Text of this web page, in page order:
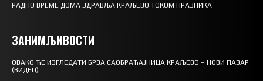
РАДНО ВРЕМЕ ДОМА ЗДРАВЉА КРАЉЕВО ТОКОМ ПРАЗНИКА
ЗАНИМЉИВОСТИ
ОВАКО ЋЕ ИЗГЛЕДАТИ БРЗА САОБРАЋАЈНИЦА КРАЉЕВО – НОВИ ПАЗАР
(ВИДЕО)